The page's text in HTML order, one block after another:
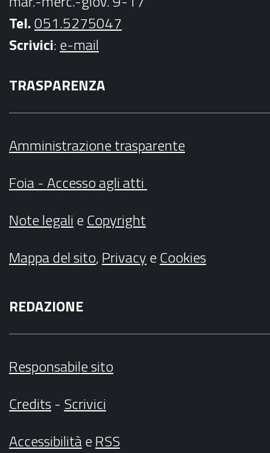
Tel.051.5275047
Scrivici:e-mail
TRASPARENZA
Amministrazione trasparente
Foia - Accesso agli atti
Note legalieCopyright
Mappa del sito,PrivacyeCookies
REDAZIONE
Responsabile sito
Credits- Scrivici
AccessibilitàeRSS